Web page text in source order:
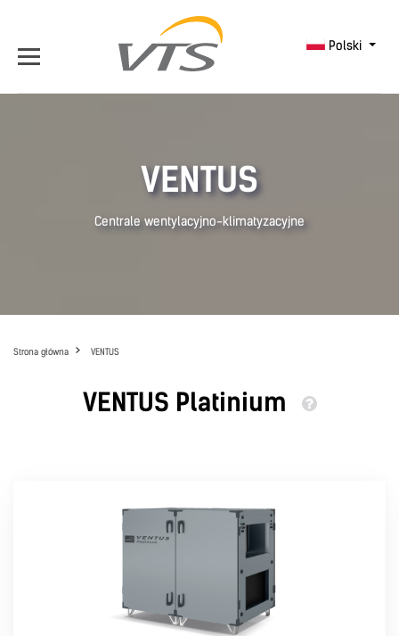
Polski
VENTUS
Centrale wentylacyjno-klimatyzacyjne
Strona główna VENTUS
VENTUS Platinium